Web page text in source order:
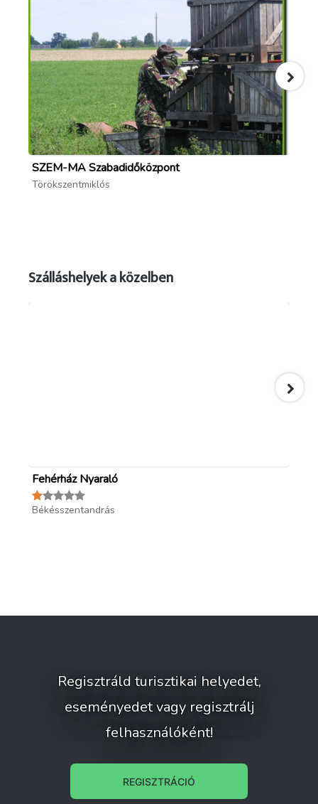
SZEM-MA Szabadidőközpont
Törökszentmiklós
Szálláshelyek a közelben
Fehérház Nyaraló
Békésszentandrás
Regisztráld turisztikai helyedet,
eseményedet vagy regisztrálj
felhasználóként!
REGISZTRÁCIÓ